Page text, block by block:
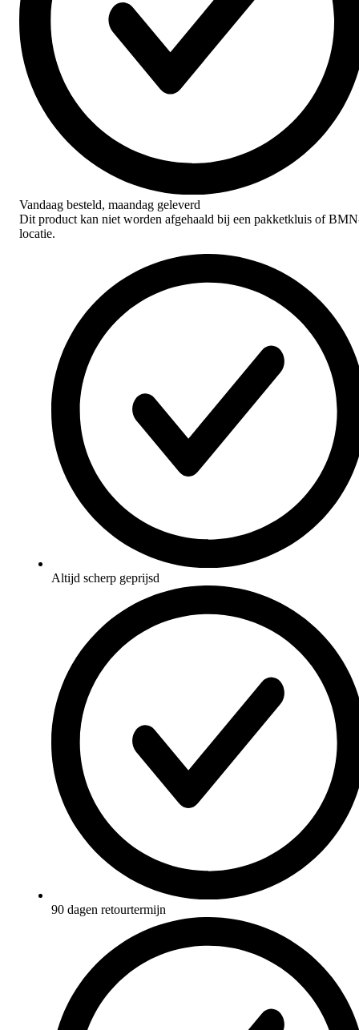
Vandaag besteld, maandag geleverd
Dit product kan niet worden afgehaald bij een pakketkluis of
locatie.
Altijd scherp geprijsd
90 dagen retourtermijn